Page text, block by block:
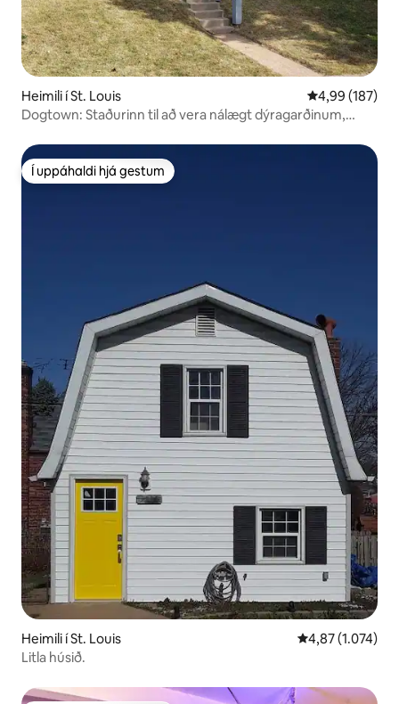
Heimili í St. Louis 4,99 af 5 í
4,99 (187)
Dogtown: Staðurinn til að vera nálægt dýragarðinum,
Í uppáhaldi hjá gestum
Í uppáhaldi hjá gestum
Heimili í St. Louis 4,87 af 5 í
4,87 (1.074)
Litla húsið.